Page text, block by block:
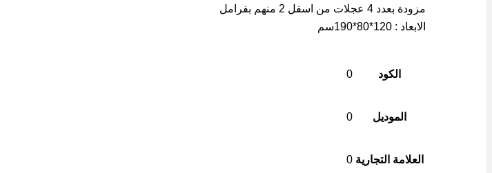
مزودة بعدد 4 عجلات من اسفل 2 منهم بفرامل
الابعاد : 120*80*190سم
الكود 0
الموديل 0
العلامة التجارية 0